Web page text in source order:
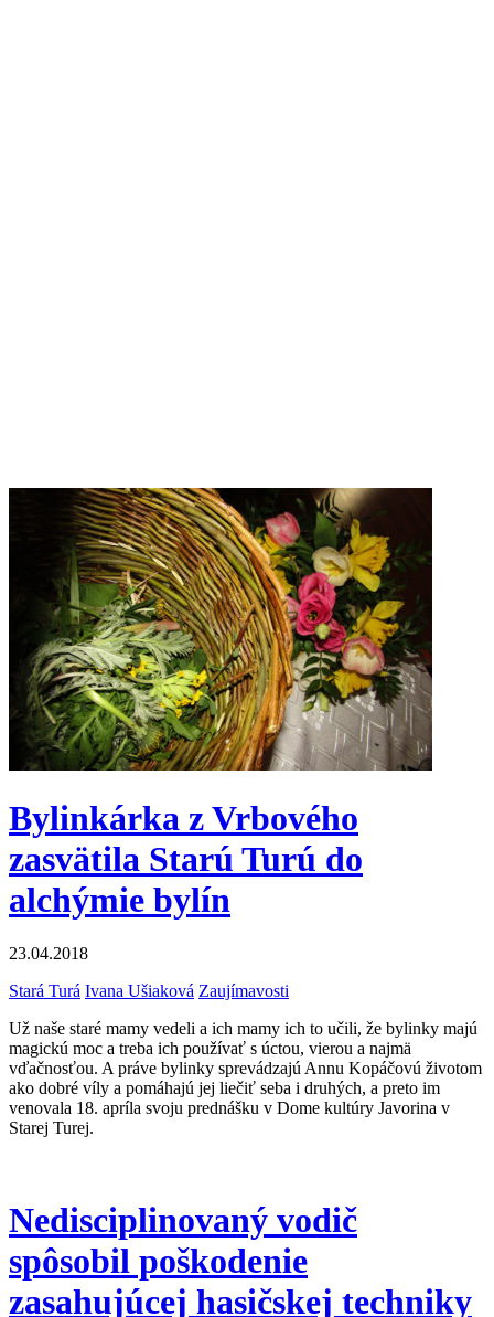
Bylinkárka z Vrbového
zasvätila Starú Turú do
alchýmie bylín
23.04.2018
Stará Turá Ivana Ušiaková Zaujímavosti
Už naše staré mamy vedeli a ich mamy ich to učili, že bylinky majú
magickú moc a treba ich používať s úctou, vierou a najmä
vďačnosťou. A práve bylinky sprevádzajú Annu Kopáčovú životom
ako dobré víly a pomáhajú jej liečiť seba i druhých, a preto im
venovala 18. apríla svoju prednášku v Dome kultúry Javorina v
Starej Turej.
Nedisciplinovaný vodič
spôsobil poškodenie
zasahujúcej hasičskej techniky